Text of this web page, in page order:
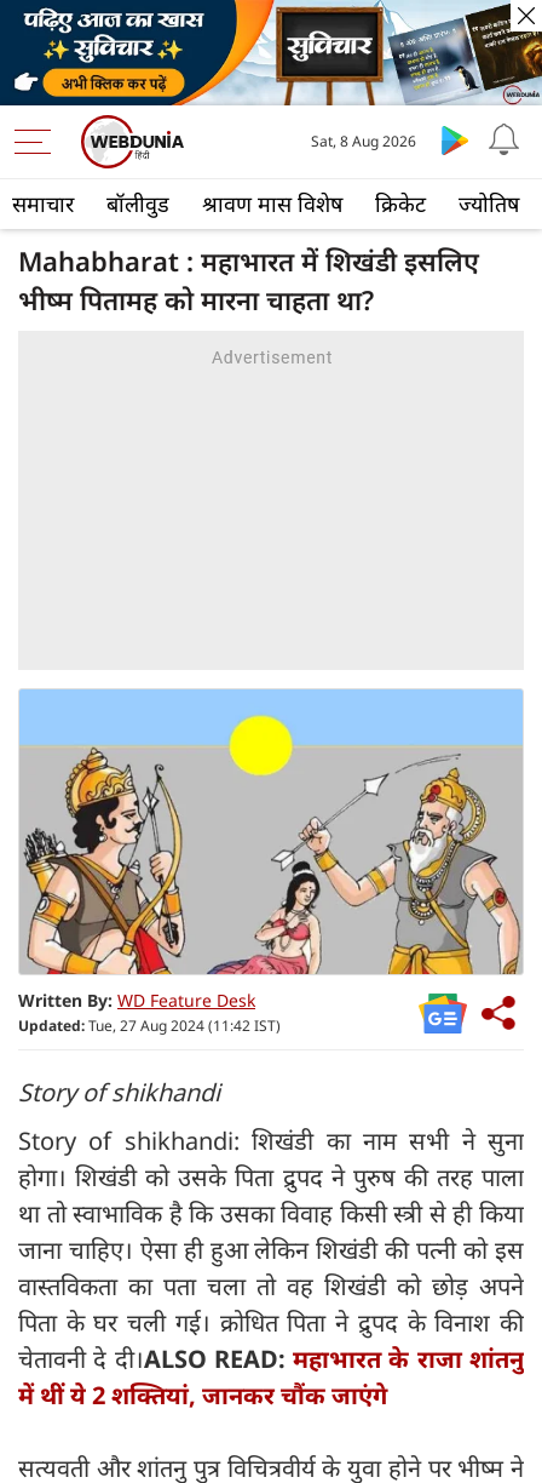
समाचार बॉलीवुड श्रावण मास विशेष क्रिकेट ज्योतिष
Sat, 8 Aug 2026
Mahabharat : महाभारत में शिखंडी इसलिए
भीष्म पितामह को मारना चाहता था?
Written By: WD Feature Desk
Updated:Tue, 27 Aug 2024 (11:42 IST)
Story of shikhandi
Story of shikhandi: शिखंडी का नाम सभी ने सुना
होगा। शिखंडी को उसके पिता द्रुपद ने पुरुष की तरह पाला
था तो स्वाभाविक है कि उसका विवाह किसी स्त्री से ही किया
जाना चाहिए। ऐसा ही हुआ लेकिन शिखंडी की पत्नी को इस
वास्तविकता का पता चला तो वह शिखंडी को छोड़ अपने
पिता के घर चली गई। क्रोधित पिता ने द्रुपद के विनाश की
चेतावनी दे दी।ALSO READ:महाभारत के राजा शांतनु
में थीं ये 2 शक्तियां, जानकर चौंक जाएंगे
सत्यवती और शांतनु पुत्र विचित्रवीर्य के युवा होने पर भीष्म ने